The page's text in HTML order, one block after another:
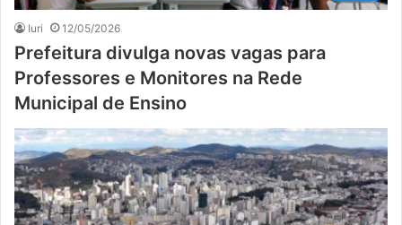
Iuri 12/05/2026
Prefeitura divulga novas vagas para
Professores e Monitores na Rede
Municipal de Ensino